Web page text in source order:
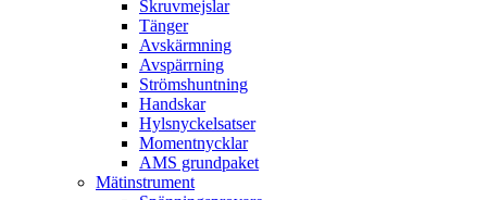
Skruvmejslar
Tänger
Avskärmning
Avspärrning
Strömshuntning
Handskar
Hylsnyckelsatser
Momentnycklar
AMS grundpaket
Mätinstrument